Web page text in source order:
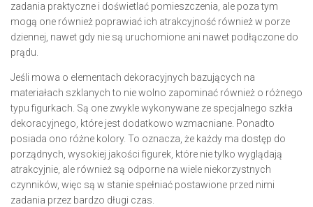
zadania praktyczne i doświetlać pomieszczenia, ale poza tym
mogą one również poprawiać ich atrakcyjność również w porze
dziennej, nawet gdy nie są uruchomione ani nawet podłączone do
prądu.
Jeśli mowa o elementach dekoracyjnych bazujących na
materiałach szklanych to nie wolno zapominać również o różnego
typu figurkach. Są one zwykle wykonywane ze specjalnego szkła
dekoracyjnego, które jest dodatkowo wzmacniane. Ponadto
posiada ono różne kolory. To oznacza, że każdy ma dostęp do
porządnych, wysokiej jakości figurek, które nie tylko wyglądają
atrakcyjnie, ale również są odporne na wiele niekorzystnych
czynników, więc są w stanie spełniać postawione przed nimi
zadania przez bardzo długi czas.